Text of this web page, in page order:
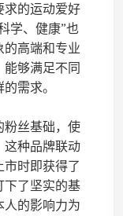
求的运动爱好
学、健康”也
高端和专业
够满足不同
需求。
粉丝基础，使
这种品牌联动
时即获得了
下了坚实的基
的影响力为